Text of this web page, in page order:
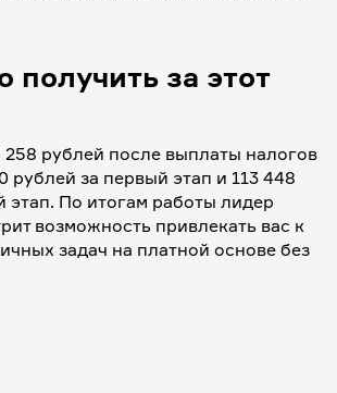
получить за этот
рублей после выплаты налогов
рублей за первый этап и 113 448
этап. По итогам работы лидер
возможность привлекать вас к
задач на платной основе без